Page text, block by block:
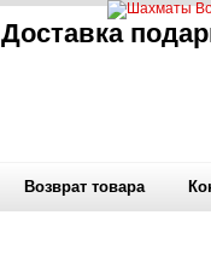
Доставка
Возврат товара